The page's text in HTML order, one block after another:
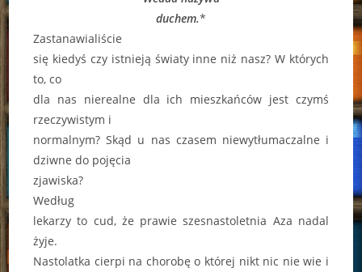
duchem.*
Zastanawialiście
się kiedyś czy istnieją światy inne niż nasz? W których
to, co
dla nas nierealne dla ich mieszkańców jest czymś
rzeczywistym i
normalnym? Skąd u nas czasem niewytłumaczalne i
dziwne do pojęcia
zjawiska?
Według
lekarzy to cud, że prawie szesnastoletnia Aza nadal
żyje.
Nastolatka cierpi na chorobę o której nikt nic nie wie i